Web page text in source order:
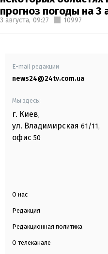
прогноз погоды на 3
3 августа, 09:27 10997
E-mail редакции
news24@24tv.com.ua
Мы здесь:
г. Киев,
ул. Владимирская 61/11,
офис 50
О нас
Редакция
Редакционная политика
О телеканале